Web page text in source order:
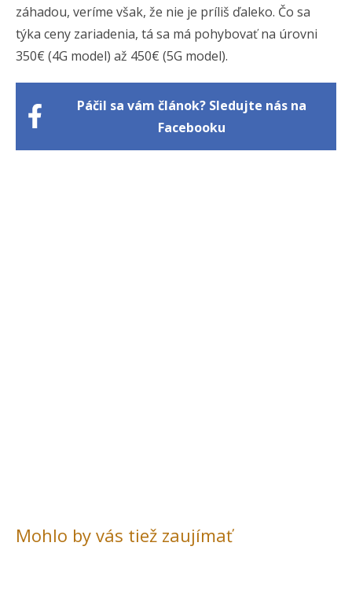
záhadou, veríme však, že nie je príliš ďaleko. Čo sa
týka ceny zariadenia, tá sa má pohybovať na úrovni
350€ (4G model) až 450€ (5G model).
Páčil sa vám článok? Sledujte nás na
Facebooku
Mohlo by vás tiež zaujímať